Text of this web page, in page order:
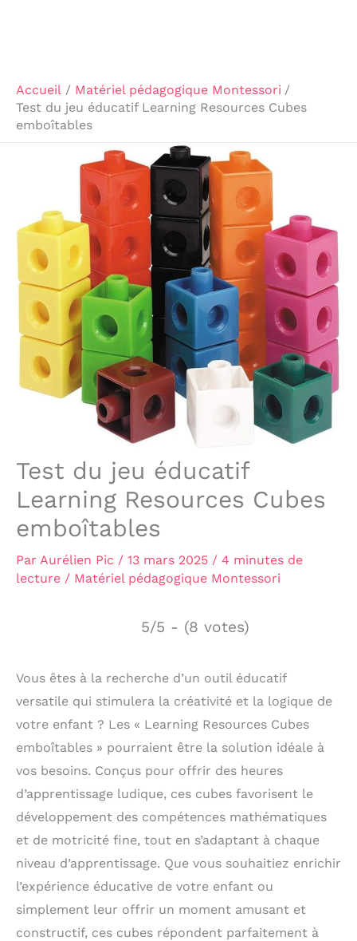
Accueil
Matériel pédagogique Montessori
Test du jeu éducatif Learning Resources Cubes
emboîtables
Test du jeu éducatif
Learning Resources Cubes
emboîtables
Par Aurélien Pic / 13 mars 2025 / 4 minutes de
lecture / Matériel pédagogique Montessori
5/5 - (8 votes)
Vous êtes à la recherche d’un outil éducatif
versatile qui stimulera la créativité et la logique de
votre enfant ? Les « Learning Resources Cubes
emboîtables » pourraient être la solution idéale à
vos besoins. Conçus pour offrir des heures
d’apprentissage ludique, ces cubes favorisent le
développement des compétences mathématiques
et de motricité fine, tout en s’adaptant à chaque
niveau d’apprentissage. Que vous souhaitiez enrichir
l’expérience éducative de votre enfant ou
simplement leur offrir un moment amusant et
constructif, ces cubes répondent parfaitement à